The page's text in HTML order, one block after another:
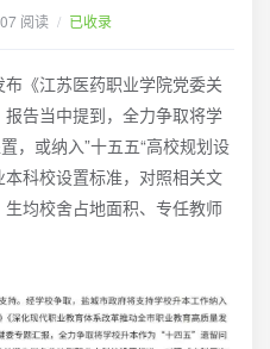
阅读 / 已收录
《江苏医药职业学院党委关
告当中提到，全力争取将学
，或纳入”十五五“高校规划设
科校设置标准，对照相关文
均校舍占地面积、专任教师